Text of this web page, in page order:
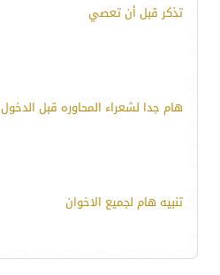
تذكر قبل أن تعصي
هام جدا لشعراء المحاوره قبل الدخول
تنبيه هام لجميع الاخوان